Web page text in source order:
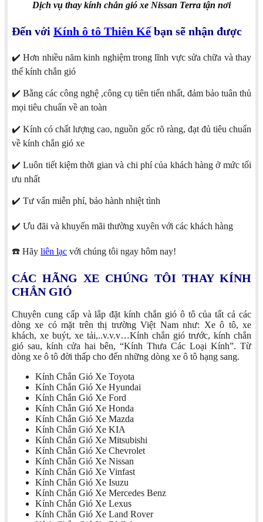
Dịch vụ thay kính chắn gió xe Nissan Terra tận nơi
Đến với Kính ô tô Thiên Kếbạn sẽ nhận được
✔️ Hơn nhiều năm kinh nghiệm trong lĩnh vực sửa chữa và thay
thế kính chắn gió
✔️ Bằng các công nghệ ,công cụ tiên tiến nhất, đảm bảo tuân thủ
mọi tiêu chuẩn về an toàn
✔️ Kính có chất lượng cao, nguồn gốc rõ ràng, đạt đủ tiêu chuẩn
về kính chắn gió xe
✔️ Luôn tiết kiệm thời gian và chi phí của khách hàng ở mức tối
ưu nhất
✔️ Tư vấn miễn phí, bảo hành nhiệt tình
✔️ Ưu đãi và khuyến mãi thường xuyên với các khách hàng
☎️ Hãy liên lạc với chúng tôi ngay hôm nay!
CÁC HÃNG XE CHÚNG TÔI THAY KÍNH
CHẮN GIÓ
Chuyên cung cấp và lắp đặt kính chắn gió ô tô của tất cả các
dòng xe có mặt trên thị trường Việt Nam như: Xe ô tô, xe
khách, xe buýt, xe tải,..v.v.v…Kính chắn gió trước, kính chắn
gió sau, kính cửa hai bên, “Kính Thưa Các Loại Kính”. Từ
dòng xe ô tô đời thấp cho đến những dòng xe ô tô hạng sang.
Kính Chắn Gió Xe Toyota
Kính Chắn Gió Xe Hyundai
Kính Chắn Gió Xe Ford
Kính Chắn Gió Xe Honda
Kính Chắn Gió Xe Mazda
Kính Chắn Gió Xe KIA
Kính Chắn Gió Xe Mitsubishi
Kính Chắn Gió Xe Chevrolet
Kính Chắn Gió Xe Nissan
Kính Chắn Gió Xe Vinfast
Kính Chắn Gió Xe Isuzu
Kính Chắn Gió Xe Mercedes Benz
Kính Chắn Gió Xe Lexus
Kính Chắn Gió Xe Land Rover